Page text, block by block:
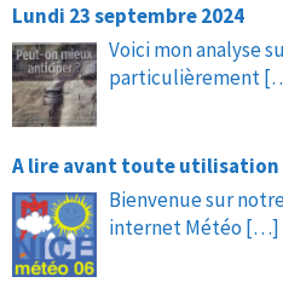
Lundi 23 septembre 2024
Voici mon analyse
particulièrement
A lire avant toute utilisation
Bienvenue sur
internet Météo […]